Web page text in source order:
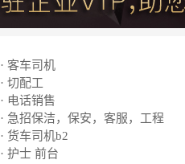
· 客车司机
· 切配工
· 电话销售
· 急招保洁，保安，客服，工程
· 货车司机b2
· 护士 前台